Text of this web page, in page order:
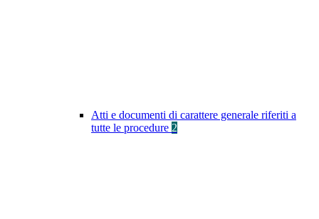
Atti e documenti di carattere generale riferiti a
tutte le procedure 2